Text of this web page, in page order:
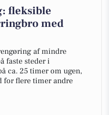
fleksible
med
af mindre
faste steder i
ca. 25 timer om ugen,
for flere timer andre